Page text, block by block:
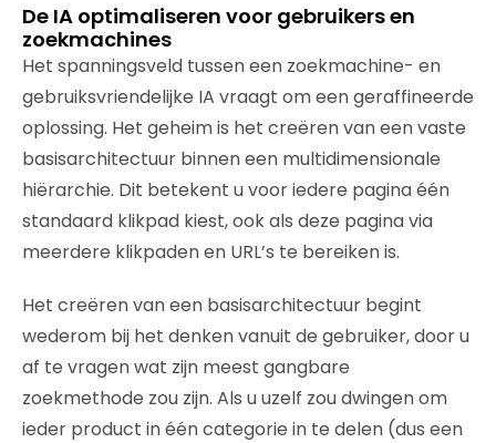
De IA optimaliseren voor gebruikers en
zoekmachines
Het spanningsveld tussen een zoekmachine- en
gebruiksvriendelijke IA vraagt om een geraffineerde
oplossing. Het geheim is het creëren van een vaste
basisarchitectuur binnen een multidimensionale
hiërarchie. Dit betekent u voor iedere pagina één
standaard klikpad kiest, ook als deze pagina via
meerdere klikpaden en URL’s te bereiken is.
Het creëren van een basisarchitectuur begint
wederom bij het denken vanuit de gebruiker, door u
af te vragen wat zijn meest gangbare
zoekmethode zou zijn. Als u uzelf zou dwingen om
ieder product in één categorie in te delen (dus een